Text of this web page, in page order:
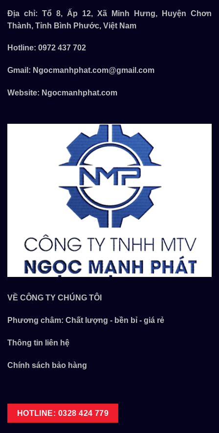
Địa chỉ: Tổ 8, Ấp 12, Xã Minh Hưng, Huyện Chơn
Thành, Tỉnh Bình Phước, Việt Nam
Hotline: 0972 437 702
Gmail: Ngocmanhphat.com@gmail.com
Website: Ngocmanhphat.com
VỀ CÔNG TY CHÚNG TÔI
Phương châm: Chất lượng - bền bỉ - giá rẻ
Thông tin liên hệ
Chính sách bảo hàng
HOTLINE: 0328 424 779